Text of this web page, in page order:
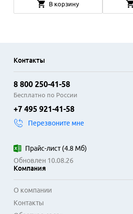
В корзину
Контакты
8 800 250-41-58
Бесплатно по России
+7 495 921-41-58
Перезвоните мне
Прайс-лист(4.8 Мб)
Обновлен 10.08.26
Компания
О компании
Контакты